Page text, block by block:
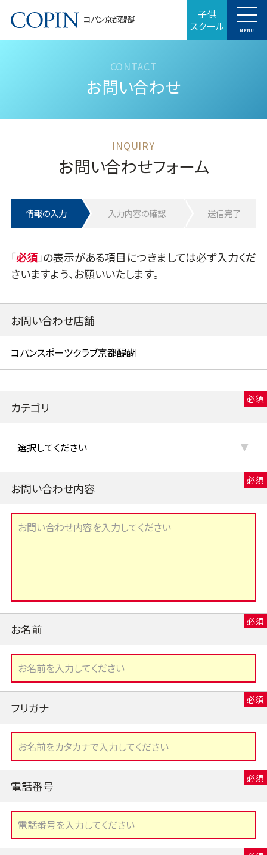
コパン京都醍醐 子供
スクール MENU
お問い合わせ
お問い合わせフォーム
情報の入力 入力内容の確認 送信完了
「
」の表示がある項目につきましては必ず入力くだ
さいますよう、お願いいたします。
お問い合わせ店舗
カテゴリ
お問い合わせ内容
お名前
フリガナ
電話番号